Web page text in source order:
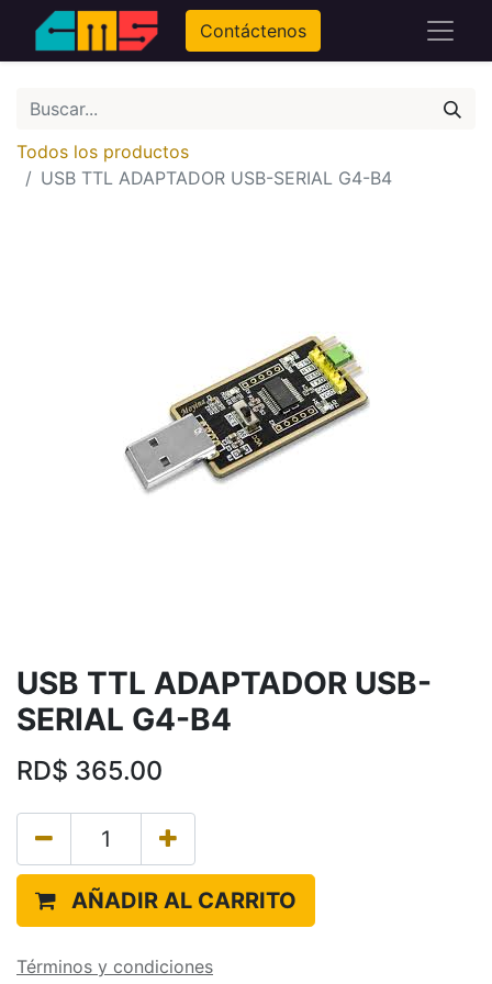
Contáctenos
Todos los productos
USB TTL ADAPTADOR USB-SERIAL G4-B4
USB TTL ADAPTADOR USB-
SERIAL G4-B4
RD$ 365.00
AÑADIR AL CARRITO
Términos y condiciones